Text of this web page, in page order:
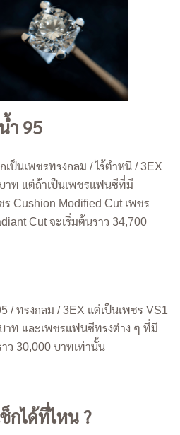
ำ 95
เป็นเพชรทรงกลม / ไร้ตำหนิ / 3EX
าท แต่ถ้าเป็นเพชรแฟนซีที่มี
Cushion Modified Cut เพชร
Cut จะเริ่มต้นราว 34,700
/ ทรงกลม / 3EX แต่เป็นเพชร VS1
าท และเพชรแฟนซีทรงต่าง ๆ ที่มี
ว 30,000 บาทเท่านั้น
กได้ที่ไหน ?